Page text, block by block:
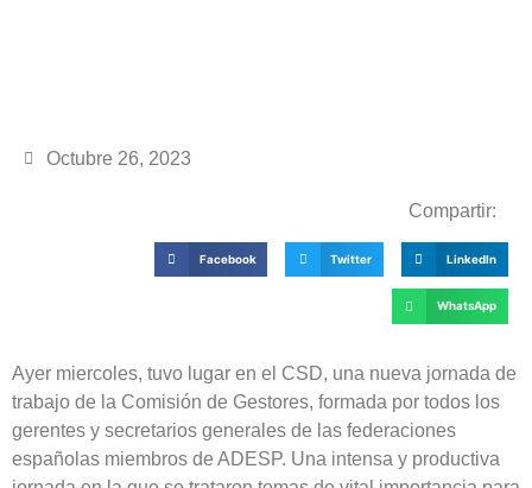
Octubre 26, 2023
Compartir:
Facebook Twitter LinkedIn
WhatsApp
Ayer miercoles, tuvo lugar en el CSD, una nueva jornada de
trabajo de la Comisión de Gestores, formada por todos los
gerentes y secretarios generales de las federaciones
españolas miembros de ADESP. Una intensa y productiva